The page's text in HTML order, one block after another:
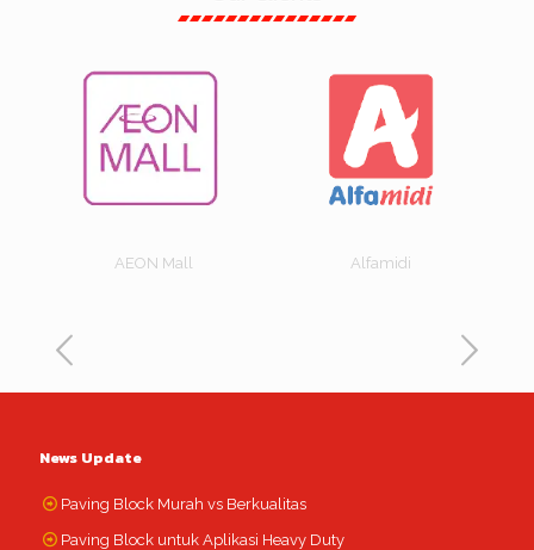
Indomaret Abipraya
News Update
Paving Block Murah vs Berkualitas
Paving Block untuk Aplikasi Heavy Duty